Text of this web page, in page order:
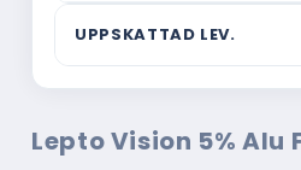
Vad är ordinarie pris?
Webbpriset är vad du
rådgivning och
verkligheten ännu större.
UPPSKATTAD LEV.
Om leveranstiden
beställningsdatum och
Lepto Vision 5% Alu